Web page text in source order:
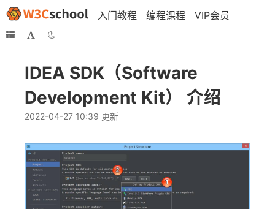
入门教程 编程课程 VIP会员
IDEA SDK（Software
Development Kit） 介绍
2022-04-27 10:39 更新